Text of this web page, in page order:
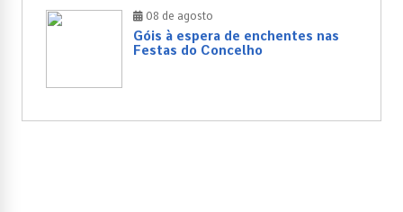
08 de agosto
Góis à espera de enchentes nas
Festas do Concelho